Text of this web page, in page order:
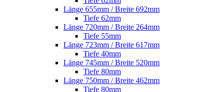
Länge 655mm / Breite 692mm
Tiefe 62mm
Länge 720mm / Breite 264mm
Tiefe 55mm
Länge 723mm / Breite 617mm
Tiefe 40mm
Länge 745mm / Breite 520mm
Tiefe 80mm
Länge 750mm / Breite 462mm
Tiefe 80mm